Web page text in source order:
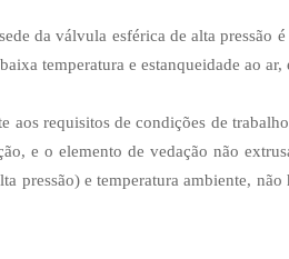
da válvula esférica de alta pressão
temperatura e estanqueidade ao
aos requisitos de condições de
e o elemento de vedação não
pressão) e temperatura ambiente,